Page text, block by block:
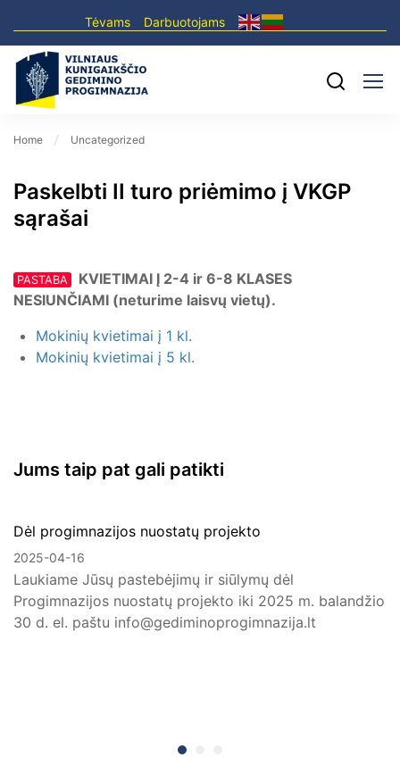
Tėvams Darbuotojams
Home Uncategorized
Paskelbti II turo priėmimo į VKGP
sąrašai
PASTABA
KVIETIMAI Į 2-4 ir 6-8 KLASES
NESIUNČIAMI (neturime laisvų vietų).
Mokinių kvietimai į 1 kl.
Mokinių kvietimai į 5 kl.
Jums taip pat gali patikti
Dėl progimnazijos nuostatų projekto
2025-04-16
Laukiame Jūsų pastebėjimų ir siūlymų dėl
Progimnazijos nuostatų projekto iki 2025 m. balandžio
30 d. el. paštu info@gediminoprogimnazija.lt